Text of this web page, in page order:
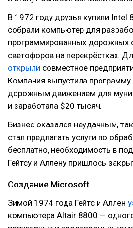
В 1972 году друзья купили Intel
собрали компьютер для
программированных дорожных
светофоров на перекрёстках.
открыли совместное
Компания выпустила программу
дорожным движением для
и заработала $20 тысяч.
Бизнес оказался неудачным,
стал предлагать услуги по
бесплатно, необходимость в
Гейтсу и Аллену пришлось
Создание Microsoft
Зимой 1974 года Гейтс и Аллен
компьютера Altair 8800 —